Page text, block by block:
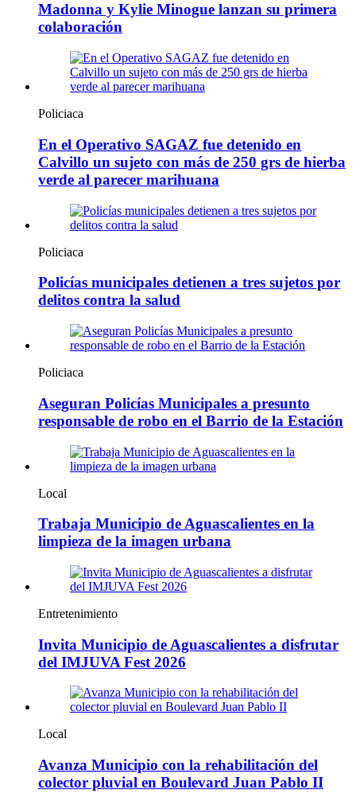
Madonna y Kylie Minogue lanzan su primera
colaboración
Policiaca
En el Operativo SAGAZ fue detenido en
Calvillo un sujeto con más de 250 grs de hierba
verde al parecer marihuana
Policiaca
Policías municipales detienen a tres sujetos por
delitos contra la salud
Policiaca
Aseguran Policías Municipales a presunto
responsable de robo en el Barrio de la Estación
Local
Trabaja Municipio de Aguascalientes en la
limpieza de la imagen urbana
Entretenimiento
Invita Municipio de Aguascalientes a disfrutar
del IMJUVA Fest 2026
Local
Avanza Municipio con la rehabilitación del
colector pluvial en Boulevard Juan Pablo II